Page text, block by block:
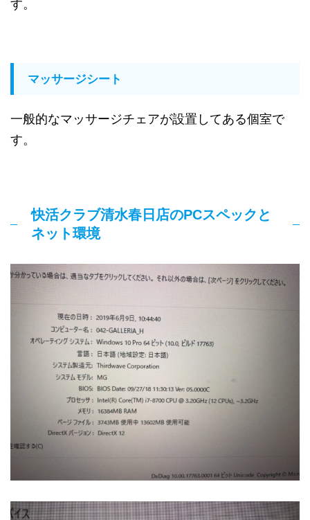
す。
マッサージシート
一般的なマッサージチェアが設置してある個室で
す。
快活クラブ清水春日店のPCスペックと
ネット環境